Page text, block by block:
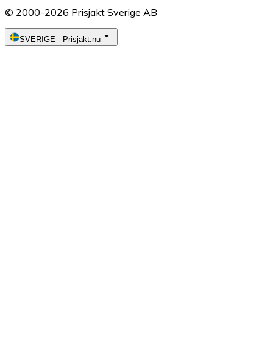
© 2000-2026 Prisjakt Sverige AB
SVERIGE - Prisjakt.nu